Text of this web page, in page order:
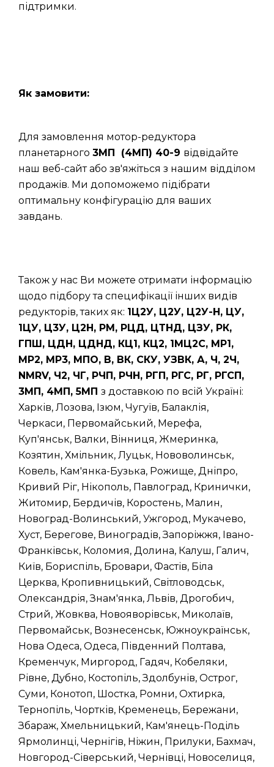
підтримки.
Як замовити:
Для замовлення мотор-редуктора
планетарного 3МП (4МП) 40-9 відвідайте
наш веб-сайт або зв'яжіться з нашим відділом
продажів. Ми допоможемо підібрати
оптимальну конфігурацію для ваших
завдань.
Також у нас Ви можете отримати інформацію
щодо підбору та специфікації інших видів
редукторів, таких як: 1Ц2У, Ц2У, Ц2У-Н, ЦУ,
1ЦУ, Ц3У, Ц2Н, РМ, РЦД, ЦТНД, ЦЗУ, РК,
ГПШ, ЦДН, ЦДНД, КЦ1, КЦ2, 1МЦ2С, МР1,
МР2, МР3, МПО, В, ВК, СКУ, УЗВК, А, Ч, 2Ч,
NMRV, Ч2, ЧГ, РЧП, РЧН, РГП, РГС, РГ, РГСП,
3МП, 4МП, 5МП з доставкою по всій Україні:
Харків, Лозова, Ізюм, Чугуїв, Балаклія,
Черкаси, Первомайський, Мерефа,
Куп'янськ, Валки, Вінниця, Жмеринка,
Козятин, Хмільник, Луцьк, Нововолинськ,
Ковель, Кам'янка-Бузька, Рожище, Дніпро,
Кривий Ріг, Нікополь, Павлоград, Кринички,
Житомир, Бердичів, Коростень, Малин,
Новоград-Волинський, Ужгород, Мукачево,
Хуст, Берегове, Виноградів, Запоріжжя, Івано-
Франківськ, Коломия, Долина, Калуш, Галич,
Київ, Бориспіль, Бровари, Фастів, Біла
Церква, Кропивницький, Світловодськ,
Олександрія, Знам'янка, Львів, Дрогобич,
Стрий, Жовква, Новояворівськ, Миколаїв,
Первомайськ, Вознесенськ, Южноукраїнськ,
Нова Одеса, Одеса, Південний Полтава,
Кременчук, Миргород, Гадяч, Кобеляки,
Рівне, Дубно, Костопіль, Здолбунів, Острог,
Суми, Конотоп, Шостка, Ромни, Охтирка,
Тернопіль, Чортків, Кременець, Бережани,
Збараж, Хмельницький, Кам'янець-Поділь
Ярмолинці, Чернігів, Ніжин, Прилуки, Бахмач,
Новгород-Сіверський, Чернівці, Новоселиця,